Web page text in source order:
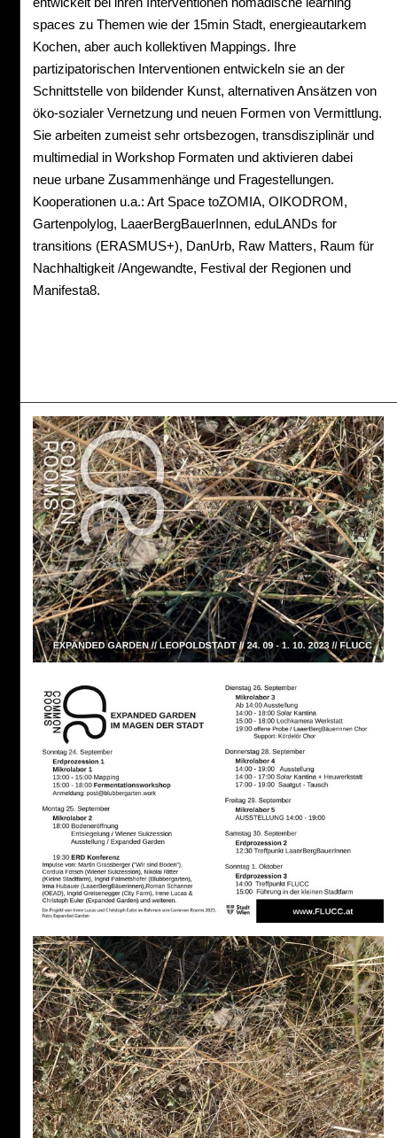
spaces zu Themen wie der 15min Stadt, energieautarkem
Kochen, aber auch kollektiven Mappings. Ihre
partizipatorischen Interventionen entwickeln sie an der
Schnittstelle von bildender Kunst, alternativen Ansätzen von
öko-sozialer Vernetzung und neuen Formen von Vermittlung.
Sie arbeiten zumeist sehr ortsbezogen, transdisziplinär und
multimedial in Workshop Formaten und aktivieren dabei
neue urbane Zusammenhänge und Fragestellungen.
Kooperationen u.a.: Art Space toZOMIA, OIKODROM,
Gartenpolylog, LaaerBergBauerInnen, eduLANDs for
transitions (ERASMUS+), DanUrb, Raw Matters, Raum für
Nachhaltigkeit /Angewandte, Festival der Regionen und
Manifesta8.